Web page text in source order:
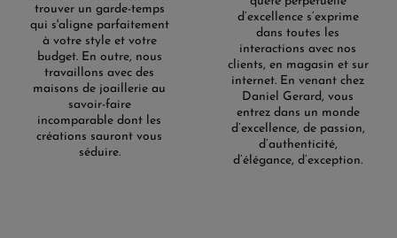
trouver un garde-temps
qui s'aligne parfaitement
à votre style et votre
budget. En outre, nous
travaillons avec des
maisons de joaillerie au
savoir-faire
incomparable dont les
créations sauront vous
séduire.
d’excellence s’exprime
dans toutes les
interactions avec nos
clients, en magasin et sur
internet. En venant chez
Daniel Gerard, vous
entrez dans un monde
d’excellence, de passion,
d’authenticité,
d’élégance, d’exception.